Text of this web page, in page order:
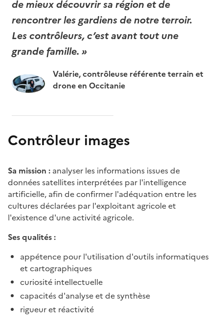
de mieux découvrir sa région et de
rencontrer les gardiens de notre terroir.
Les contrôleurs, c’est avant tout une
grande famille. »
Valérie, contrôleuse référente terrain et
drone en Occitanie
Contrôleur images
Sa mission : analyser les informations issues de
données satellites interprétées par l'intelligence
artificielle, afin de confirmer l'adéquation entre les
cultures déclarées par l'exploitant agricole et
l'existence d'une activité agricole.
Ses qualités :
appétence pour l'utilisation d'outils informatiques
et cartographiques
curiosité intellectuelle
capacités d'analyse et de synthèse
rigueur et réactivité